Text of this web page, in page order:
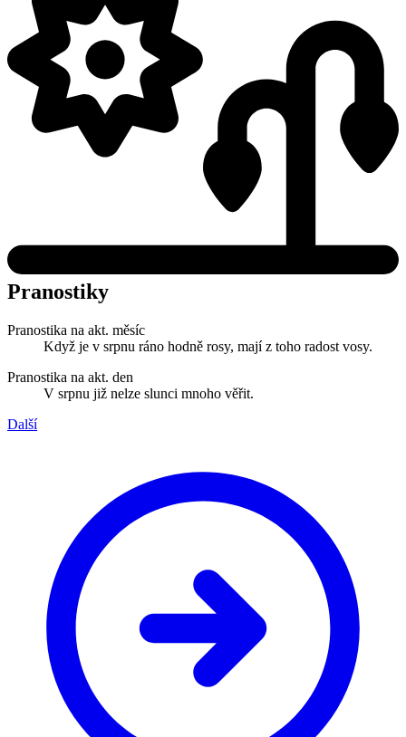
Pranostiky
Pranostika na akt. měsíc
Když je v srpnu ráno hodně rosy, mají z toho radost vosy.
Pranostika na akt. den
V srpnu již nelze slunci mnoho věřit.
Další